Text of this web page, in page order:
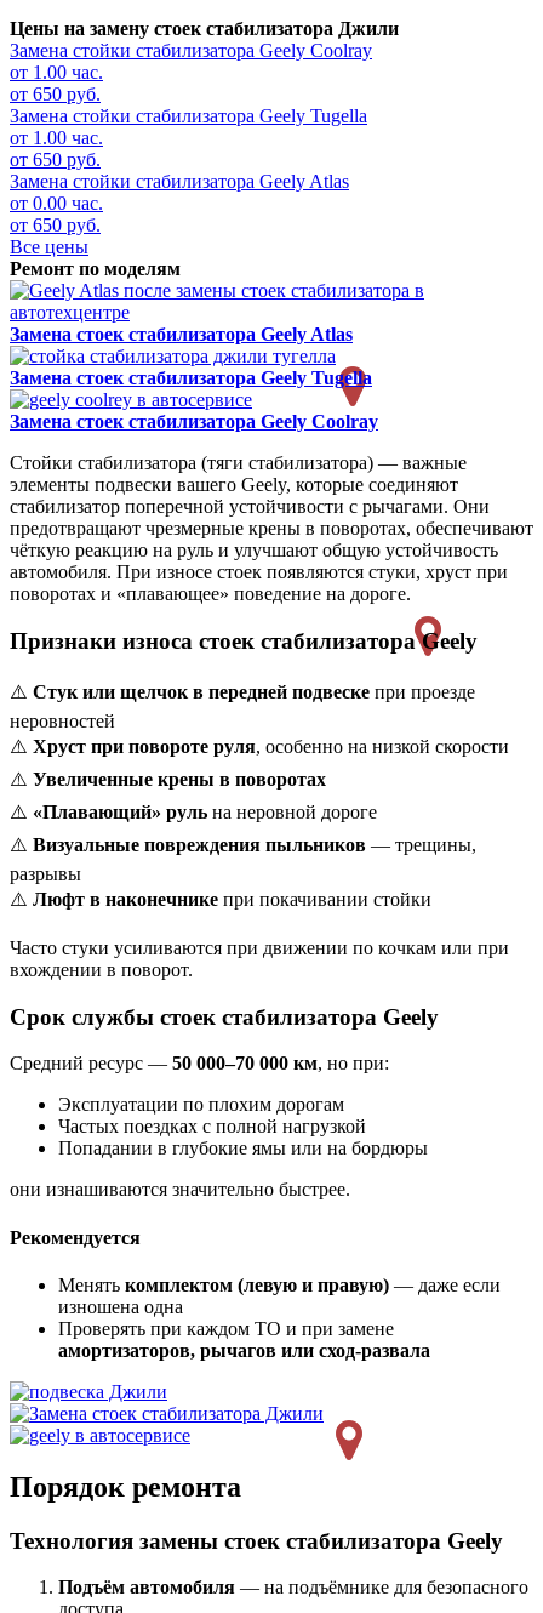
Цены на замену стоек стабилизатора Джили
Замена стойки стабилизатора Geely Coolray
от 1.00 час.
от 650 руб.
Замена стойки стабилизатора Geely Tugella
от 1.00 час.
от 650 руб.
Замена стойки стабилизатора Geely Atlas
от 0.00 час.
от 650 руб.
Все цены
Ремонт по моделям
Замена стоек стабилизатора Geely Atlas
Замена стоек стабилизатора Geely Tugella
Замена стоек стабилизатора Geely Coolray
Стойки стабилизатора (тяги стабилизатора) — важные
элементы подвески вашего Geely, которые соединяют
стабилизатор поперечной устойчивости с рычагами. Они
предотвращают чрезмерные крены в поворотах, обеспечивают
чёткую реакцию на руль и улучшают общую устойчивость
автомобиля. При износе стоек появляются стуки, хруст при
поворотах и «плавающее» поведение на дороге.
Признаки износа стоек стабилизатора Geely
⚠️ Стук или щелчок в передней подвеске при проезде
неровностей
⚠️ Хруст при повороте руля, особенно на низкой скорости
⚠️ Увеличенные крены в поворотах
⚠️ «Плавающий» руль на неровной дороге
⚠️ Визуальные повреждения пыльников — трещины,
разрывы
⚠️ Люфт в наконечнике при покачивании стойки
Часто стуки усиливаются при движении по кочкам или при
вхождении в поворот.
Срок службы стоек стабилизатора Geely
Средний ресурс — 50 000–70 000 км, но при:
Эксплуатации по плохим дорогам
Частых поездках с полной нагрузкой
Попадании в глубокие ямы или на бордюры
они изнашиваются значительно быстрее.
Рекомендуется
Менять комплектом (левую и правую) — даже если
изношена одна
Проверять при каждом ТО и при замене
амортизаторов, рычагов или сход-развала
Порядок ремонта
Технология замены стоек стабилизатора Geely
Подъём автомобиля — на подъёмнике для безопасного